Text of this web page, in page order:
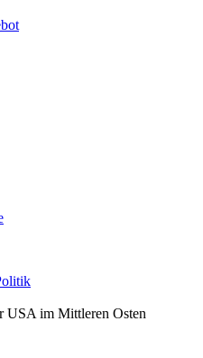
USA im Mittleren Osten